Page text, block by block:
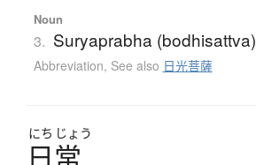
Noun
3. Suryaprabha (bodhisattva)
Abbreviation, See also 日光菩薩
にち じょう
日常